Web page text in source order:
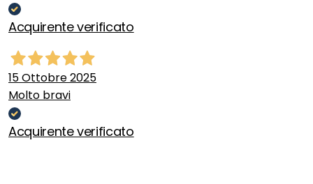
Acquirente verificato
15 Ottobre 2025
Molto bravi
Acquirente verificato